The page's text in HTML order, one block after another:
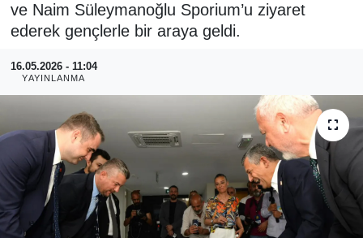
ve Naim Süleymanoğlu Sporium’u ziyaret
ederek gençlerle bir araya geldi.
16.05.2026 - 11:04
YAYINLANMA
SPOR
RESMİ REKLAM
Son Dakika Haberleri